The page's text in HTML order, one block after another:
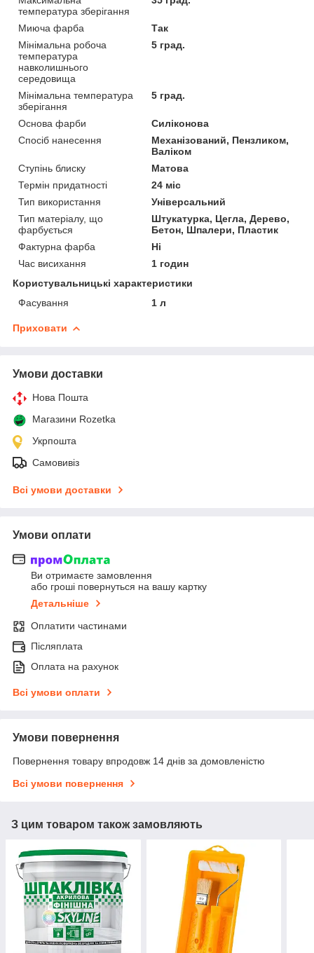
температура зберігання
Миюча фарба
Так
Мінімальна робоча
температура
навколишнього
середовища
5 град.
Мінімальна температура
зберігання
5 град.
Основа фарби
Силіконова
Спосіб нанесення
Механізований, Пензликом,
Валіком
Ступінь блиску
Матова
Термін придатності
24 міс
Тип використання
Універсальний
Тип матеріалу, що
фарбується
Штукатурка, Цегла, Дерево,
Бетон, Шпалери, Пластик
Фактурна фарба
Ні
Час висихання
1 годин
Користувальницькі характеристики
Фасування
1 л
Приховати
Умови доставки
Нова Пошта
Магазини Rozetka
Укрпошта
Самовивіз
Всі умови доставки
Умови оплати
Ви отримаєте замовлення
або гроші повернуться на вашу картку
Детальніше
Оплатити частинами
Післяплата
Оплата на рахунок
Всі умови оплати
Умови повернення
Повернення товару впродовж 14 днів за домовленістю
Всі умови повернення
З цим товаром також замовляють